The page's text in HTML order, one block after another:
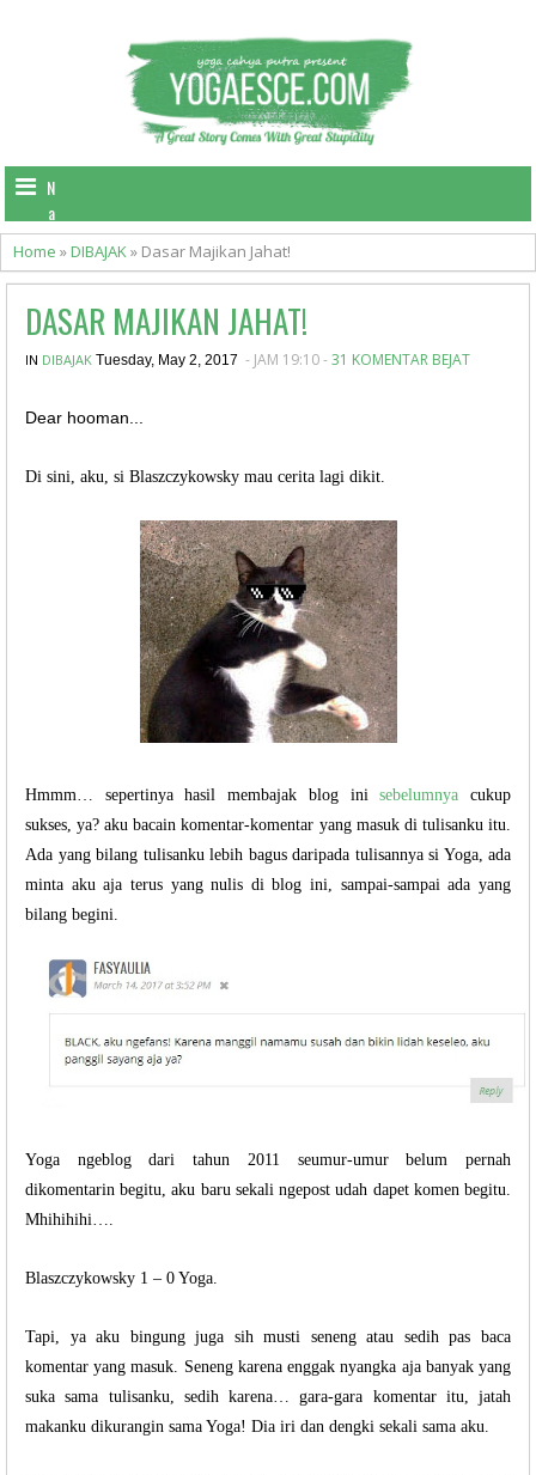
N
a
v
i
g
a
t
i
n
Home »DIBAJAK» Dasar Majikan Jahat!
DASAR MAJIKAN JAHAT!
IN DIBAJAK Tuesday, May 2, 2017 - JAM 19:10 -31 KOMENTAR BEJAT
Dear hooman...
Di sini, aku, si Blaszczykowsky mau cerita lagi dikit.
Hmmm… sepertinya hasil membajak blog inisebelumnya cukup
sukses, ya? aku bacain komentar-komentar yang masuk di tulisanku itu.
Ada yang bilang tulisanku lebih bagus daripada tulisannya si Yoga, ada
minta aku aja terus yang nulis di blog ini, sampai-sampai ada yang
bilang begini.
Yoga ngeblog dari tahun 2011 seumur-umur belum pernah
dikomentarin begitu, aku baru sekali ngepost udah dapet komen begitu.
Mhihihihi….
Blaszczykowsky 1 – 0 Yoga.
Tapi, ya aku bingung juga sih musti seneng atau sedih pas baca
komentar yang masuk. Seneng karena enggak nyangka aja banyak yang
suka sama tulisanku, sedih karena… gara-gara komentar itu, jatah
makanku dikurangin sama Yoga! Dia iri dan dengki sekali sama aku.